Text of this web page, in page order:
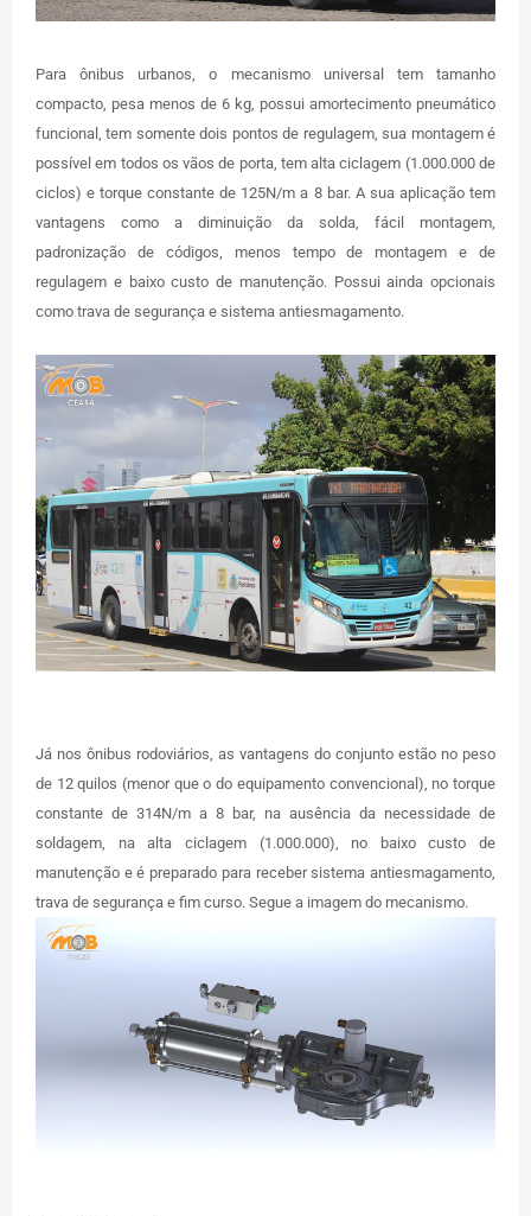
Para ônibus urbanos, o mecanismo universal tem tamanho
compacto, pesa menos de 6 kg, possui amortecimento pneumático
funcional, tem somente dois pontos de regulagem, sua montagem é
possível em todos os vãos de porta, tem alta ciclagem (1.000.000 de
ciclos) e torque constante de 125N/m a 8 bar. A sua aplicação tem
vantagens como a diminuição da solda, fácil montagem,
padronização de códigos, menos tempo de montagem e de
regulagem e baixo custo de manutenção. Possui ainda opcionais
como trava de segurança e sistema antiesmagamento.
Já nos ônibus rodoviários, as vantagens do conjunto estão no peso
de 12 quilos (menor que o do equipamento convencional), no torque
constante de 314N/m a 8 bar, na ausência da necessidade de
soldagem, na alta ciclagem (1.000.000), no baixo custo de
manutenção e é preparado para receber sistema antiesmagamento,
trava de segurança e fim curso. Segue a imagem do mecanismo.